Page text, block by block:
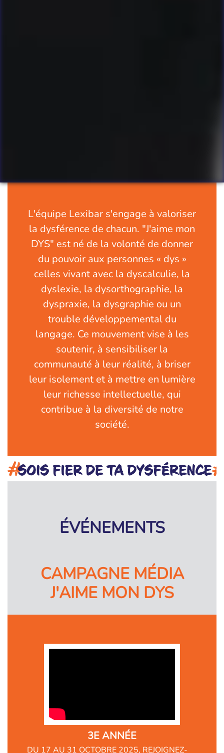
L'équipe Lexibar s'engage à valoriser
la dysférence de chacun. "J'aime mon
DYS" est né de la volonté de donner
du pouvoir aux personnes « dys »
celles vivant avec la dyscalculie, la
dyslexie, la dysorthographie, la
dyspraxie, la dysgraphie ou un
trouble développemental du
langage. Ce mouvement vise à les
soutenir, à sensibiliser la
communauté à leur réalité, à briser
leur isolement et à mettre en lumière
leur richesse intellectuelle, qui
contribue à la diversité de notre
société.
ÉVÉNEMENTS
CAMPAGNE MÉDIA
J'AIME MON DYS
3E ANNÉE
DU 17 AU 31 OCTOBRE 2025, REJOIGNEZ-